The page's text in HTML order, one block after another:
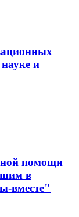
и
помощи
в
вместе"